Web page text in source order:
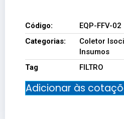
Código:
EQP-FFV-02
Categorias:
Coletor
Insumos
Tag
FILTRO
Adicionar às